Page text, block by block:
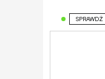
SPRAWDŹ